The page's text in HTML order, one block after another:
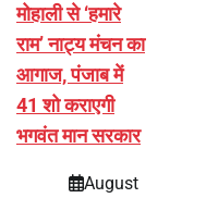
मोहाली से ‘हमारे
राम’ नाट्य मंचन का
आगाज, पंजाब में
41 शो कराएगी
भगवंत मान सरकार
August